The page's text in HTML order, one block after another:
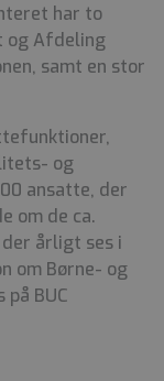
har to
og Afdeling
samt en stor
og
ansatte, der
om de ca.
der årligt ses i
om Børne- og
BUC